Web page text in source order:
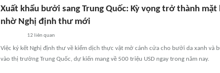
Xuất khẩu bưởi sang Trung Quốc: Kỳ vọng trở thành mặt
nhờ Nghị định thư mới
12 liên quan
Việc ký kết Nghị định thư về kiểm dịch thực vật mở cánh cửa cho bưởi da xanh và
vào thị trường Trung Quốc, dự kiến mang về 500 triệu USD ngay trong năm nay.